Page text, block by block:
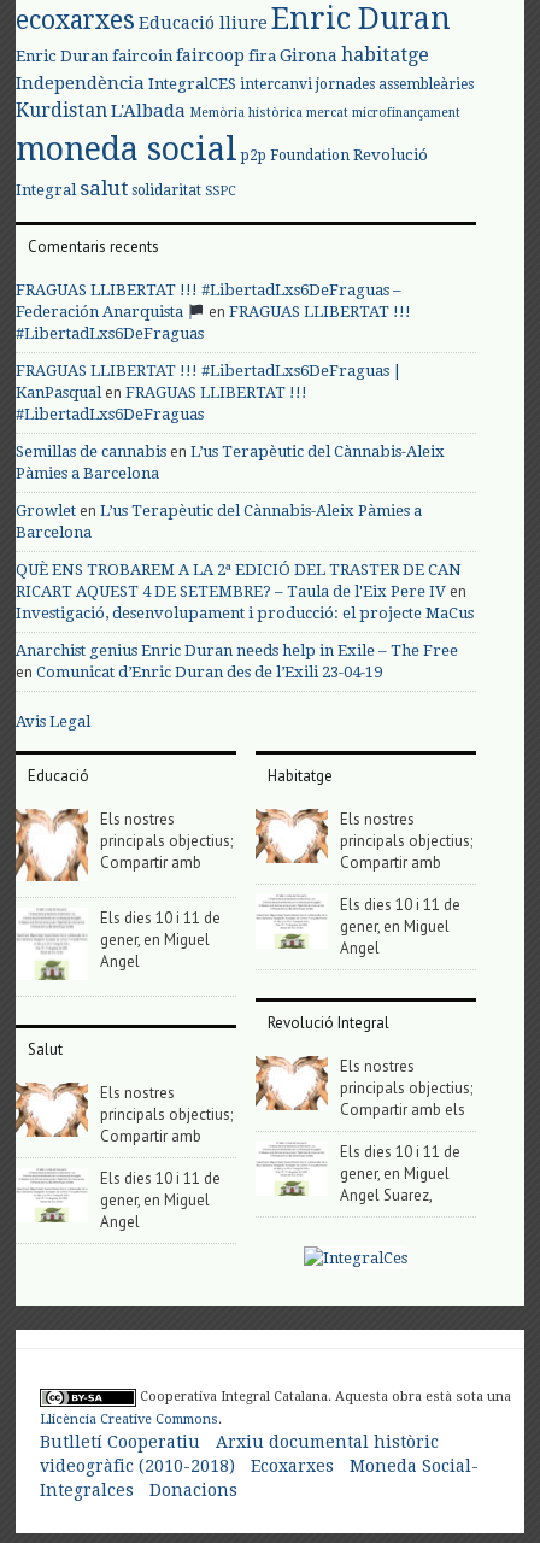
ecoxarxes Educació lliure Enric Duran
Enric Duran faircoin faircoop fira Girona habitatge
Independència IntegralCES intercanvi jornades assembleàries
KurdistanL'Albada Memòria històrica mercat microfinançament
moneda social p2p Foundation Revolució
Integral salut solidaritat SSPC
Comentaris recents
FRAGUAS LLIBERTAT !!! #LibertadLxs6DeFraguas –
Federación Anarquista
enFRAGUAS LLIBERTAT !!!
#LibertadLxs6DeFraguas
FRAGUAS LLIBERTAT !!! #LibertadLxs6DeFraguas |
KanPasqualenFRAGUAS LLIBERTAT !!!
#LibertadLxs6DeFraguas
Semillas de cannabis enL’us Terapèutic del Cànnabis-Aleix
Pàmies a Barcelona
Growlet enL’us Terapèutic del Cànnabis-Aleix Pàmies a
Barcelona
QUÈ ENS TROBAREM A LA 2ª EDICIÓ DEL TRASTER DE CAN
RICART AQUEST 4 DE SETEMBRE? – Taula de l'Eix Pere IV en
Investigació, desenvolupament i producció: el projecte MaCus
Anarchist genius Enric Duran needs help in Exile – The Free
enComunicat d’Enric Duran des de l’Exili 23-04-19
Avis Legal
Educació
Els nostres
principals objectius;
Compartir amb
Els dies 10 i 11 de
gener, en Miguel
Angel
Salut
Els nostres
principals objectius;
Compartir amb
Els dies 10 i 11 de
gener, en Miguel
Angel
Habitatge
Els nostres
principals objectius;
Compartir amb
Els dies 10 i 11 de
gener, en Miguel
Angel
Revolució Integral
Els nostres
principals objectius;
Compartir amb els
Els dies 10 i 11 de
gener, en Miguel
Angel Suarez,
Cooperativa Integral Catalana. Aquesta obra està sota una
Llicència Creative Commons.
Butlletí Cooperatiu
Arxiu documental històric
videogràfic (2010-2018)
Ecoxarxes
Moneda Social-
Integralces
Donacions